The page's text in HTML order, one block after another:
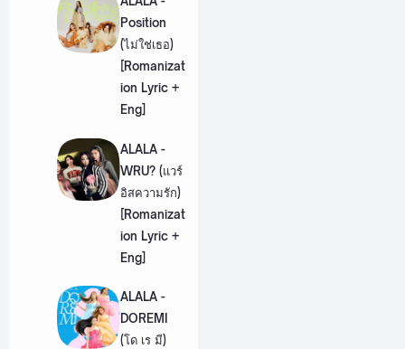
Position
(ไม่ใช่เธอ)
[Romanizat
ion Lyric +
Eng]
ALALA -
WRU? (แวร์
อิสความรัก)
[Romanizat
ion Lyric +
Eng]
ALALA -
DOREMI
(โด เร มี)